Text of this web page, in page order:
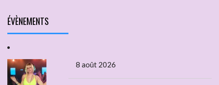
ÉVÈNEMENTS
8 août 2026